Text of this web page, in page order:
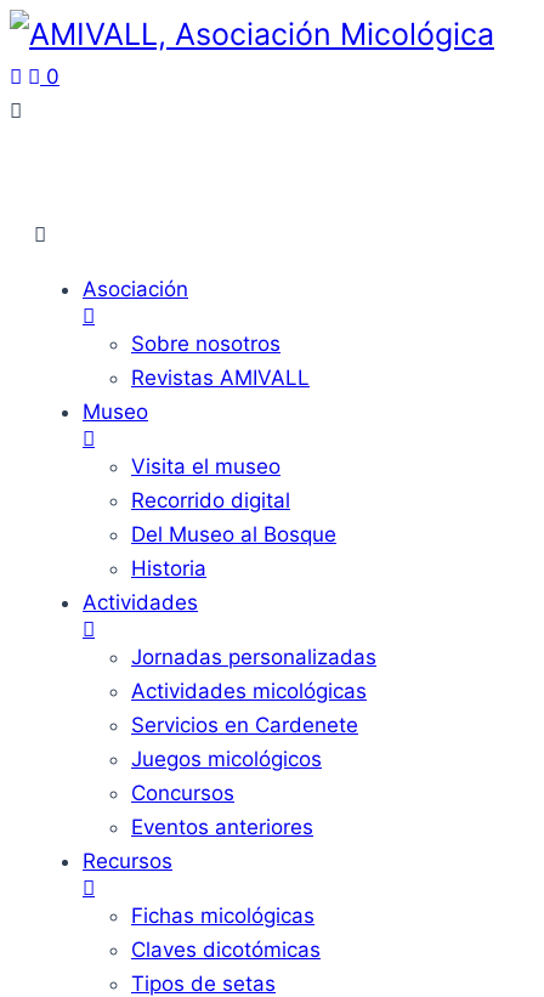
0
Asociación
Sobre nosotros
Revistas AMIVALL
Museo
Visita el museo
Recorrido digital
Del Museo al Bosque
Historia
Actividades
Jornadas personalizadas
Actividades micológicas
Servicios en Cardenete
Juegos micológicos
Concursos
Eventos anteriores
Recursos
Fichas micológicas
Claves dicotómicas
Tipos de setas